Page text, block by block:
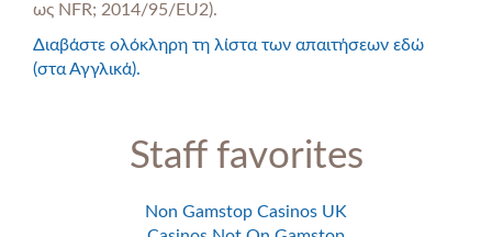
ως NFR; 2014/95/ΕU2).
Διαβάστε ολόκληρη τη λίστα των απαιτήσεων εδώ
(στα Αγγλικά).
Staff favorites
Non Gamstop Casinos UK